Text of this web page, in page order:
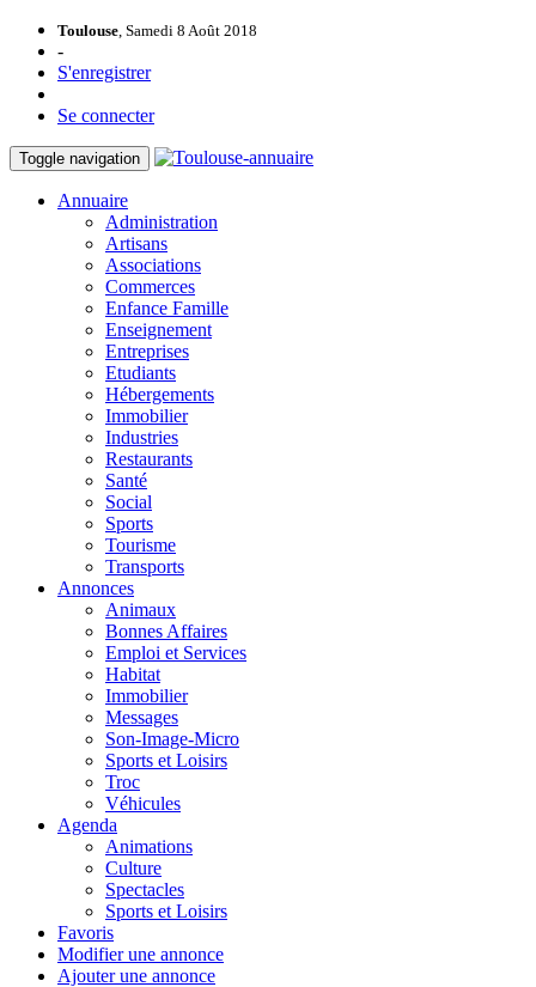
Toulouse, Samedi 8 Août 2018
-
S'enregistrer
Se connecter
Toggle navigation
Annuaire
Administration
Artisans
Associations
Commerces
Enfance Famille
Enseignement
Entreprises
Etudiants
Hébergements
Immobilier
Industries
Restaurants
Santé
Social
Sports
Tourisme
Transports
Annonces
Animaux
Bonnes Affaires
Emploi et Services
Habitat
Immobilier
Messages
Son-Image-Micro
Sports et Loisirs
Troc
Véhicules
Agenda
Animations
Culture
Spectacles
Sports et Loisirs
Favoris
Modifier une annonce
Ajouter une annonce